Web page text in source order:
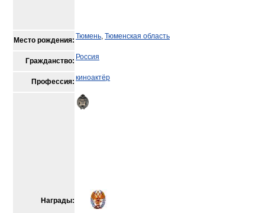
Место рождения: Тюмень, Тюменская область
Гражданство: Россия
Профессия: киноактёр
Награды: